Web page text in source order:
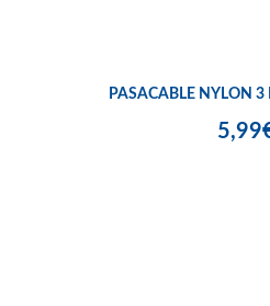
PASACABLE NYLON